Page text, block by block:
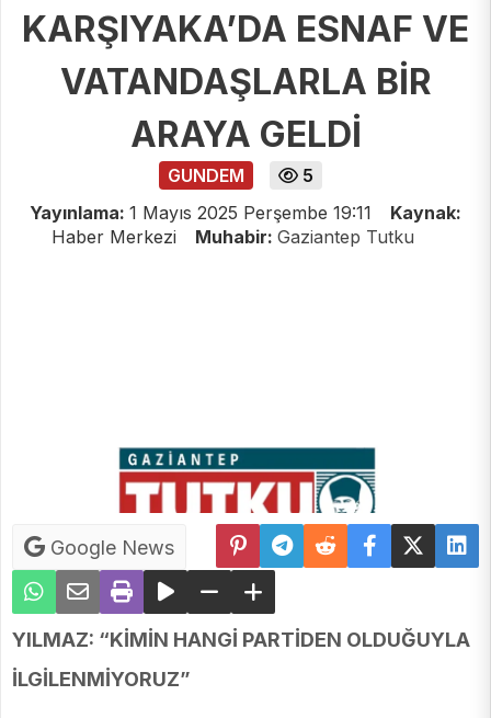
KARŞIYAKA’DA ESNAF VE
VATANDAŞLARLA BİR
ARAYA GELDİ
GUNDEM
5
Yayınlama: 1 Mayıs 2025 Perşembe 19:11
Kaynak:
Haber Merkezi
Muhabir: Gaziantep Tutku
Google News
YILMAZ: “KİMİN HANGİ PARTİDEN OLDUĞUYLA
İLGİLENMİYORUZ”